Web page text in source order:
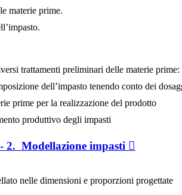
materie prime.
trattamenti preliminari delle materie
dell’impasto tenendo conto dei
prime per la realizzazione del prodotto
produttivo degli impasti
Modellazione impasti
nelle dimensioni e proporzioni progettate